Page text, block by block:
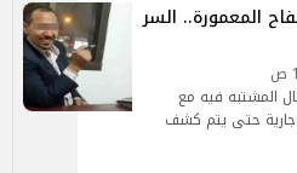
المعمورة.. السر
المشتبه فيه مع
جارية حتى يتم كشف